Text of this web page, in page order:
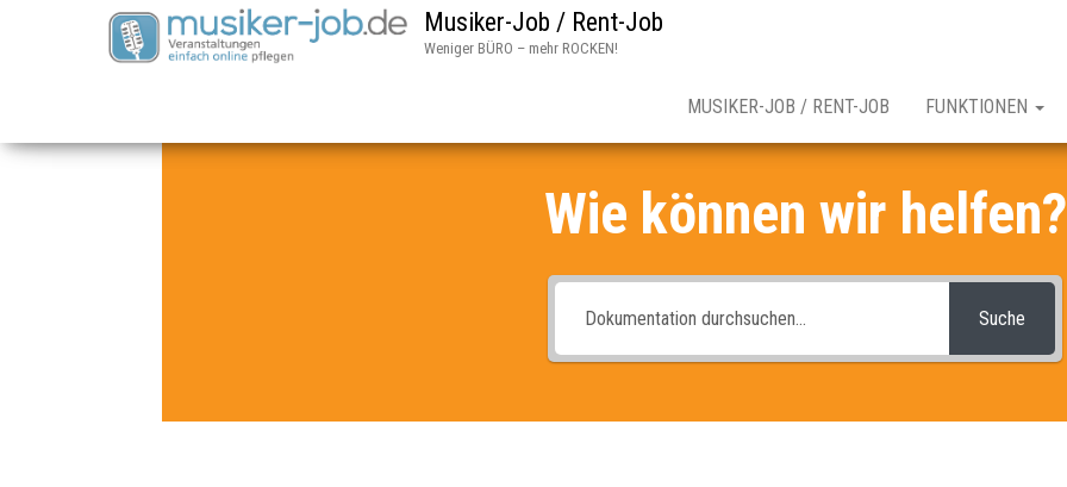
Musiker-Job / Rent-Job
Weniger BÜRO – mehr ROCKEN!
MUSIKER-JOB / RENT-JOB FUNKTIONEN
Wie können wir helfen?
Suche